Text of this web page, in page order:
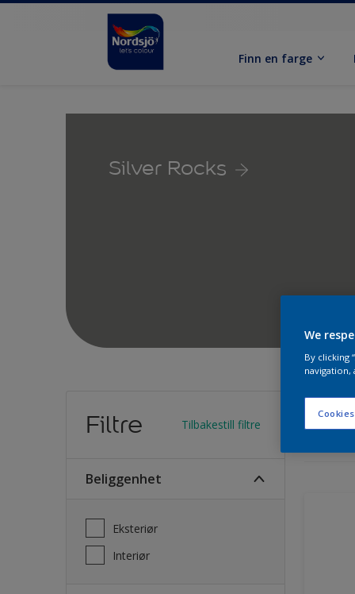
Finn en farge
Silver Rocks
Filtre Tilbakestill filtre
Beliggenhet
Eksteriør
Interiør
We
By clicking
navigation,